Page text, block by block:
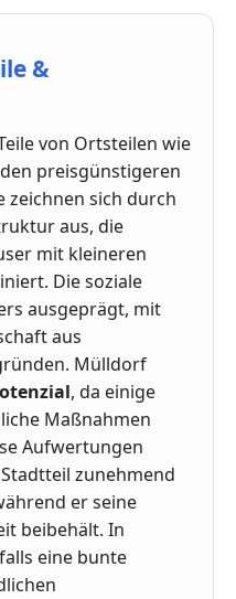
&
von Ortsteilen wie
preisgünstigeren
zeichnen sich durch
aus, die
mit kleineren
Die soziale
ausgeprägt, mit
aus
Mülldorf
, da einige
Maßnahmen
Aufwertungen
zunehmend
er seine
beibehält. In
eine bunte